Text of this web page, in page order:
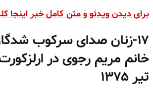
برای دیدن ویدئو و متن کامل خبر اینجا
۱۷- زنان صدای سرکوب
خانم مریم رجوی در
تیر ۱۳۷۵